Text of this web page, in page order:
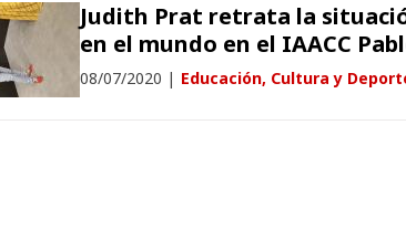
Judith Prat retrata la
en el mundo en el IAACC
08/07/2020 | Educación, Cultura y